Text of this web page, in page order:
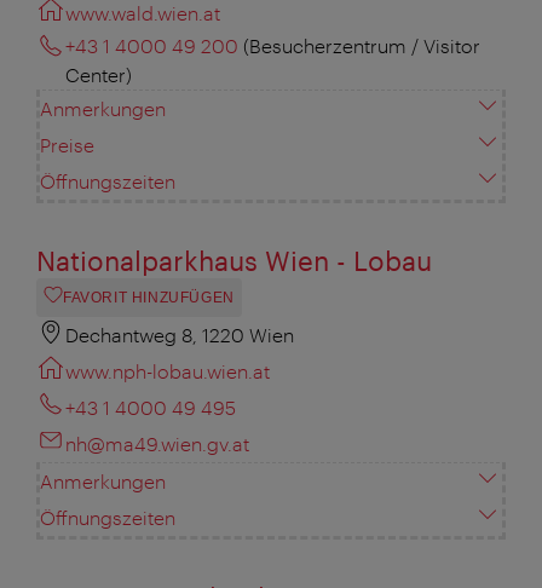
www.wald.wien.at
+43 1 4000 49 200 (Besucherzentrum / Visitor
Center)
Anmerkungen
Preise
Öffnungszeiten
Nationalparkhaus Wien - Lobau
FAVORIT HINZUFÜGEN
Dechantweg 8, 1220 Wien
www.nph-lobau.wien.at
+43 1 4000 49 495
nh@ma49.wien.gv.at
Anmerkungen
Öffnungszeiten